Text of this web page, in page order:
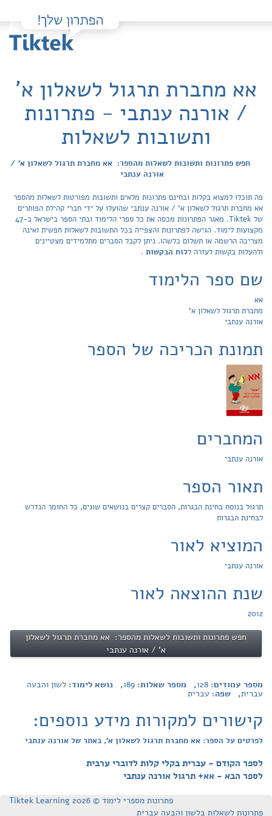
אא מחברת תרגול לשאלון א'
/ אורנה ענתבי - פתרונות
ותשובות לשאלות
חפש פתרונות ותשובות לשאלות מהספר: אא מחברת תרגול לשאלון א' /
אורנה ענתבי
פה תוכלו למצוא בקלות ובחינם פתרונות מלאים ותשובות מפורטות לשאלות מהספר
אא מחברת תרגול לשאלון א' / אורנה ענתבי שהועלו על ידי חברי קהילת הפותרים
של Tiktek. מאגר הפתרונות מכסה את כל ספרי הלימוד ובתי הספר בישראל ב-47
מקצועות לימוד. הגישה לפתרונות והצפייה בכל התשובות לשאלות חפשית ואינה
מצריכה הרשמה או תשלום כלשהו. ניתן לקבל הסברים מתלמידים מצטיינים
ולהעלות בקשות לעזרה ללוח הבקשות .
שם ספר הלימוד
אא
מחברת תרגול לשאלון א'
אורנה ענתבי
תמונת הכריכה של הספר
המחברים
אורנה ענתבי
תאור הספר
תרגול בנוסח בחינת הבגרות, הסברים קצרים בנושאים שונים, כל החומר הנדרש
לבחינת הבגרות
המוציא לאור
אורנה ענתבי
שנת ההוצאה לאור
2012
חפש פתרונות ותשובות לשאלות מהספר: אא מחברת תרגול לשאלון
א' / אורנה ענתבי
מספר עמודים: 128, מספר שאלות: 189, נושא לימוד: לשון והבעה
עברית, שפה: עברית
קישורים למקורות מידע נוספים:
לפרטים על הספר: אא מחברת תרגול לשאלון א', באתר של אורנה ענתבי
לספר הקודם - עברית בקלי קלות לדוברי ערבית
לספר הבא - אא+ תרגול אורנה ענתבי
פתרונות מספרי לימוד © Tiktek Learning 2026
פתרונות לשאלות בלשון והבעה עברית